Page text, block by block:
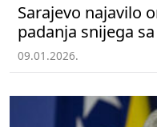
Sarajevo najavilo
padanja snijega
09.01.2026.